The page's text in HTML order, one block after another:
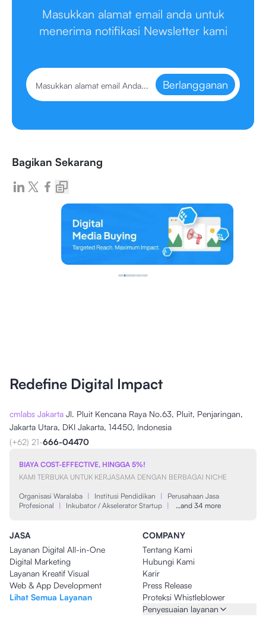
Masukkan alamat email anda untuk
menerima notifikasi Newsletter kami
Berlangganan
Bagikan Sekarang
Redefine Digital Impact
cmlabs Jakarta Jl. Pluit Kencana Raya No.63, Pluit, Penjaringan,
Jakarta Utara, DKI Jakarta, 14450, Indonesia
(+62) 21-666-04470
BIAYA COST-EFFECTIVE, HINGGA 5%!
KAMI TERBUKA UNTUK KERJASAMA DENGAN BERBAGAI NICHE
Organisasi Waralaba | Institusi Pendidikan |
Perusahaan Jasa
Profesional
| Inkubator / Akselerator Startup | …and 34 more
JASA
Layanan Digital All-in-One
Digital Marketing
Layanan Kreatif Visual
Web & App Development
Lihat Semua Layanan
COMPANY
Tentang Kami
Hubungi Kami
Karir
Press Release
Proteksi Whistleblower
Penyesuaian layanan